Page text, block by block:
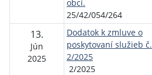
obcí.
25/42/054/264
13.
Jún
2025
Dodatok k zmluve o
poskytovaní služieb č.
2/2025
2/2025